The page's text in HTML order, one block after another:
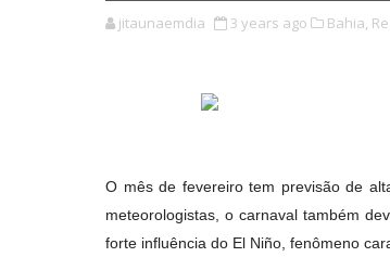
jitaunaemdia 3 years ago Bahia,
O mês de fevereiro tem previsão de
meteorologistas, o carnaval também
forte influência do El Niño, fenômeno